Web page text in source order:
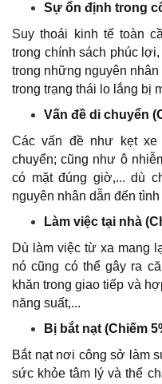
Sự ổn định trong
Suy thoái kinh tế toàn
trong chính sách phúc
trong những nguyên
trong trạng thái lo lắng bị
Vấn đề di chuyển
Các vấn đề như kẹt
chuyển; cũng như ô
có mặt đúng giờ,... dù
nguyên nhân dẫn đến
Làm việc tại nhà
Dù làm việc từ xa mang
nó cũng có thể gây ra
khăn trong giao tiếp và
năng suất,...
Bị bắt nạt (Chiếm
Bắt nạt nơi công sở làm
sức khỏe tâm lý và thể